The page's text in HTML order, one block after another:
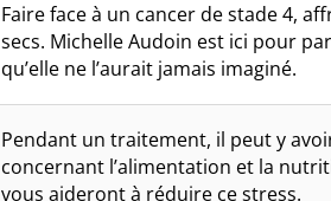
Faire face à un cancer de stade 4,
secs. Michelle Audoin est ici pour
qu’elle ne l’aurait jamais imaginé.
Pendant un traitement, il peut y
concernant l’alimentation et la
vous aideront à réduire ce stress.